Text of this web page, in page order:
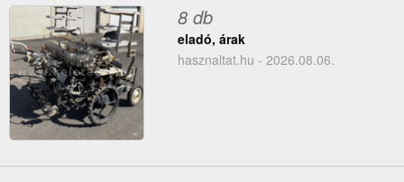
8 db
eladó, árak
hasznaltat.hu - 2026.08.06.